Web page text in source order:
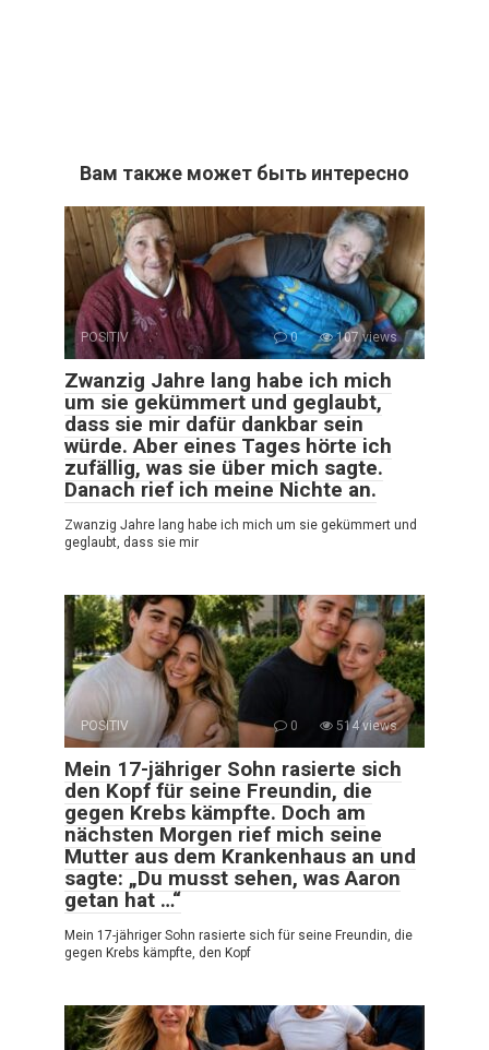
Вам также может быть интересно
POSITIV 0 107 views
Zwanzig Jahre lang habe ich mich
um sie gekümmert und geglaubt,
dass sie mir dafür dankbar sein
würde. Aber eines Tages hörte ich
zufällig, was sie über mich sagte.
Danach rief ich meine Nichte an.
Zwanzig Jahre lang habe ich mich um sie gekümmert und
geglaubt, dass sie mir
POSITIV 0 514 views
Mein 17-jähriger Sohn rasierte sich
den Kopf für seine Freundin, die
gegen Krebs kämpfte. Doch am
nächsten Morgen rief mich seine
Mutter aus dem Krankenhaus an und
sagte: „Du musst sehen, was Aaron
getan hat …“
Mein 17-jähriger Sohn rasierte sich für seine Freundin, die
gegen Krebs kämpfte, den Kopf